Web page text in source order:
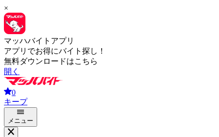
×
マッハバイトアプリ
アプリでお得にバイト探し！
無料ダウンロードはこちら
開く
0
キープ
メニュー